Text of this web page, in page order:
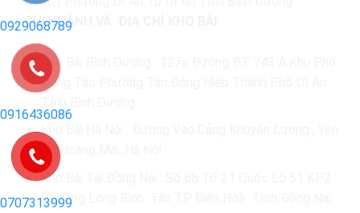
CHI NHÁNH VÀ ĐỊA CHỈ KHO BÃI
Kho Bãi Bình Dương : 127a Đường ĐT 743 A Khu Phố
Đông Tác Phường Tân Đông Hiệp Thành Phố Dĩ An
Kho Bãi Hà Nội : Đường Vào Cảng Khuyến Lương , Yên
Sở Hoàng Mai ,Hà Nội
Kho Bãi Tại Đồng Nai : Số 68 Tổ 21 Quốc Lộ 51 KP2
Phường Long Bình Tân TP Biên Hoà Tỉnh Đồng Nai
0929068789
0916436086
0707313999